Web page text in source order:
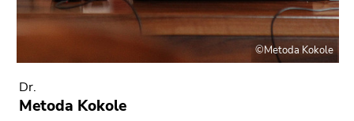
©Metoda Kokole
Dr.
Metoda Kokole